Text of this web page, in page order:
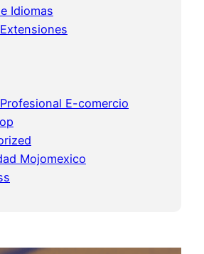
Idiomas
E-comercio
Mojomexico